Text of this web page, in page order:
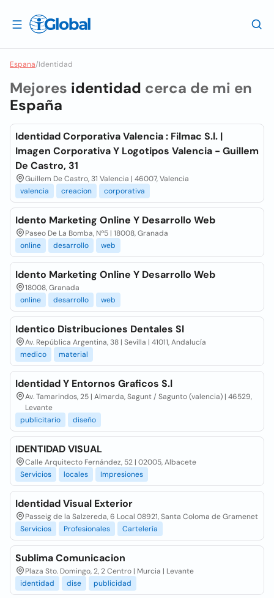
Espana/Identidad
Mejores identidad cerca de mi en
España
Identidad Corporativa Valencia : Filmac S.l. |
Imagen Corporativa Y Logotipos Valencia - Guillem
De Castro, 31
Guillem De Castro, 31 Valencia | 46007, Valencia
valencia
creacion corporativa
Idento Marketing Online Y Desarrollo Web
Paseo De La Bomba, Nº5 | 18008, Granada
online
desarrollo web
Idento Marketing Online Y Desarrollo Web
18008, Granada
online
desarrollo web
Identico Distribuciones Dentales Sl
Av. República Argentina, 38 | Sevilla | 41011, Andalucía
medico
material
Identidad Y Entornos Graficos S.l
Av. Tamarindos, 25 | Almarda, Sagunt / Sagunto (valencia) | 46529,
Levante
publicitario
diseño
IDENTIDAD VISUAL
Calle Arquitecto Fernández, 52 | 02005, Albacete
Servicios
locales Impresiones
Identidad Visual Exterior
Passeig de la Salzereda, 6 Local 08921, Santa Coloma de Gramenet
Servicios
Profesionales Cartelería
Sublima Comunicacion
Plaza Sto. Domingo, 2, 2 Centro | Murcia | Levante
identidad
dise publicidad